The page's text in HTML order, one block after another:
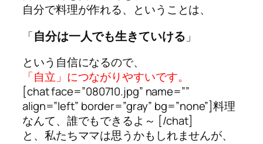
自分で料理が作れる、ということは、
「自分は一人でも生きていける 」
という自信になるので、
「自立」につながりやすいです。
[chat face=”080710.jpg” name=””
align=”left” border=”gray” bg=”none”]料理
なんて、誰でもできるよ～ [/chat]
と、私たちママは思うかもしれませんが、